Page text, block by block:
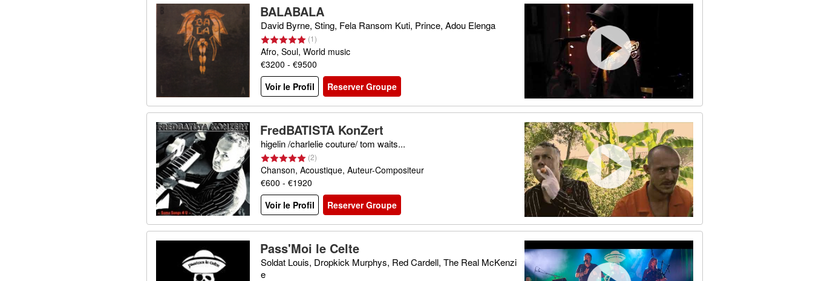
BALABALA
David Byrne, Sting, Fela Ransom Kuti, Prince, Adou Elenga
(1)
Afro, Soul, World music
€3200 - €9500
Voir le Profil
Reserver Groupe
FredBATISTA KonZert
higelin /charlelie couture/ tom waits...
(2)
Chanson, Acoustique, Auteur-Compositeur
€600 - €1920
Voir le Profil
Reserver Groupe
Pass'Moi le Celte
Soldat Louis, Dropkick Murphys, Red Cardell, The Real McKenzi
e